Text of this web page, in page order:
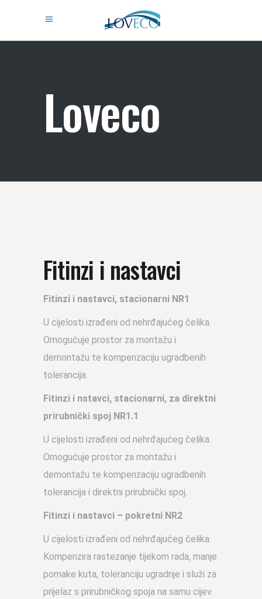
Loveco
Fitinzi i nastavci
Fitinzi i nastavci, stacionarni NR1
U cijelosti izrađeni od nehrđajućeg čelika.
Omogućuje prostor za montažu i
demontažu te kompenzaciju ugradbenih
tolerancija.
Fitinzi i nstavci, stacionarni, za direktni
prirubnički spoj NR1.1
U cijelosti izrađeni od nehrđajućeg čelika.
Omogućuje prostor za montažu i
demontažu te kompenzaciju ugradbenih
tolerancija i direktni prirubnički spoj.
Fitinzi i nastavci – pokretni NR2
U cijelosti izrađeni od nehrđajućeg čelika.
Kompenzira rastezanje tijekom rada, manje
pomake kuta, toleranciju ugradnje i služi za
prijelaz s prirubničkog spoja na samu cijev.